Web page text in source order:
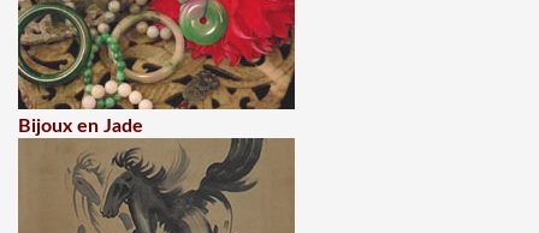
Bijoux en Jade